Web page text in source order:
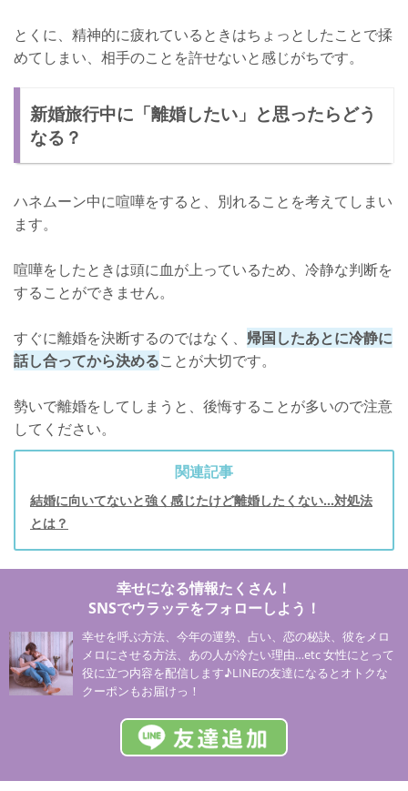
とくに、精神的に疲れているときはちょっとしたことで揉
めてしまい、相手のことを許せないと感じがちです。
新婚旅行中に「離婚したい」と思ったらどう
なる？
ハネムーン中に喧嘩をすると、別れることを考えてしまい
ます。
喧嘩をしたときは頭に血が上っているため、冷静な判断を
することができません。
すぐに離婚を決断するのではなく、 帰国したあとに冷静に
話し合ってから決めることが大切です。
勢いで離婚をしてしまうと、後悔することが多いので注意
してください。
関連記事
結婚に向いてないと強く感じたけど離婚したくない…対処法
とは？
幸せになる情報たくさん！
SNSでウラッテをフォローしよう！
幸せを呼ぶ方法、今年の運勢、占い、恋の秘訣、彼をメロ
メロにさせる方法、あの人が冷たい理由…etc 女性にとって
役に立つ内容を配信します♪LINEの友達になるとオトクな
クーポンもお届けっ！